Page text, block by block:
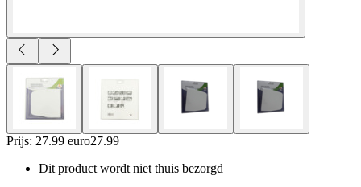
Prijs: 27.99 euro27.99
Dit product wordt niet thuis bezorgd